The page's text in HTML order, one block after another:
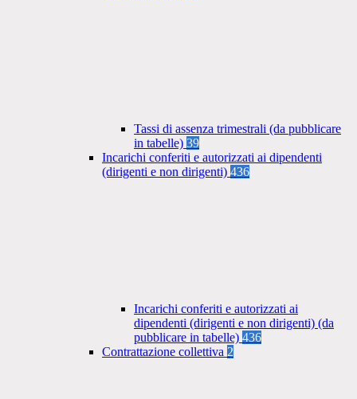
Tassi di assenza trimestrali (da pubblicare
in tabelle) 39
Incarichi conferiti e autorizzati ai dipendenti
(dirigenti e non dirigenti) 436
Incarichi conferiti e autorizzati ai
dipendenti (dirigenti e non dirigenti) (da
pubblicare in tabelle) 436
Contrattazione collettiva 2